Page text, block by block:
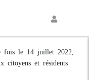
fois le 14 juillet 2022,
citoyens et résidents